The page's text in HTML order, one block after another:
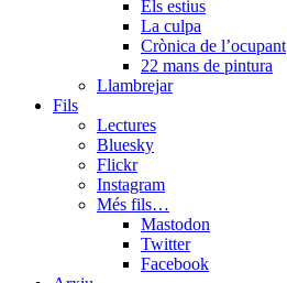
Els estius
La culpa
Crònica de l’ocupant
22 mans de pintura
Llambrejar
Fils
Lectures
Bluesky
Flickr
Instagram
Més fils…
Mastodon
Twitter
Facebook